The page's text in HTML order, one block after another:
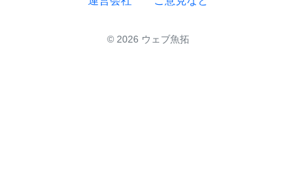
© 2026 ウェブ魚拓